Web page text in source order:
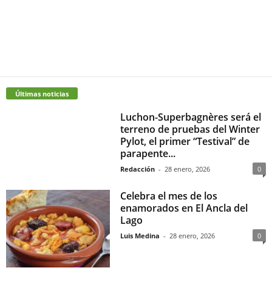
Últimas noticias
Luchon-Superbagnères será el
terreno de pruebas del Winter
Pylot, el primer “Testival” de
parapente...
Redacción - 28 enero, 2026 0
Celebra el mes de los
enamorados en El Ancla del
Lago
Luis Medina - 28 enero, 2026 0